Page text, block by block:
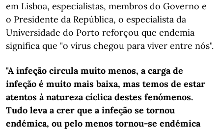
em Lisboa, especialistas, membros do Governo e
o Presidente da República, o especialista da
Universidade do Porto reforçou que endemia
significa que "o vírus chegou para viver entre nós".
"A infeção circula muito menos, a carga de
infeção é muito mais baixa, mas temos de estar
atentos à natureza cíclica destes fenómenos.
Tudo leva a crer que a infeção se tornou
endémica, ou pelo menos tornou-se endémica